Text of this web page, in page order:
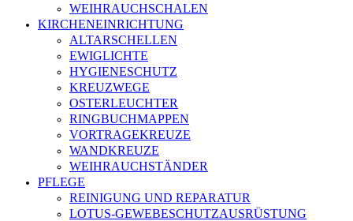
WEIHRAUCHSCHALEN
KIRCHENEINRICHTUNG
ALTARSCHELLEN
EWIGLICHTE
HYGIENESCHUTZ
KREUZWEGE
OSTERLEUCHTER
RINGBUCHMAPPEN
VORTRAGEKREUZE
WANDKREUZE
WEIHRAUCHSTÄNDER
PFLEGE
REINIGUNG UND REPARATUR
LOTUS-GEWEBESCHUTZAUSRÜSTUNG